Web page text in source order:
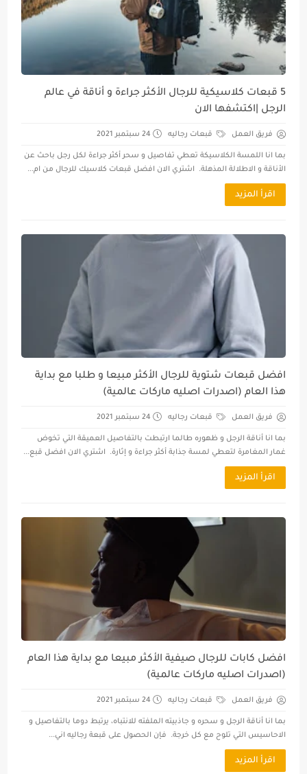
5 قبعات كلاسيكية للرجال الأكثر جراءة و أناقة في عالم
الرجل |اكتشفها الان
فريق العمل قبعات رجاليه 24 سبتمبر 2021
بما انا اللمسة الكلاسيكة تعطي تفاصيل و سحر أكثر جراءة لكل رجل باحث عن
الأناقة و الاطلالة المذهلة. اشتري الان افضل قبعات كلاسيك للرجال من ام...
اقرأ المزيد
افضل قبعات شتوية للرجال الأكثر مبيعا و طلبا مع بداية
هذا العام (اصدرات اصليه ماركات عالمية)
فريق العمل قبعات رجاليه 24 سبتمبر 2021
بما انا أناقة الرجل و ظهوره طالما ارتبطت بالتفاصيل العميقة التي تخوض
غمار المغامرة لتعطي لمسة جذابة أكثر جراءة و إثارة. اشتري الان افضل قبع...
اقرأ المزيد
افضل كابات للرجال صيفية الأكثر مبيعا مع بداية هذا العام
(اصدرات اصليه ماركات عالمية)
فريق العمل قبعات رجاليه 24 سبتمبر 2021
بما انا أناقة الرجل و سحره و جاذبيته الملفته للانتباه، يرتبط دوما بالتفاصيل و
الاحاسيس التي تلوح مع كل خرجة. فإن الحصول على قبعة رجاليه اني...
اقرأ المزيد